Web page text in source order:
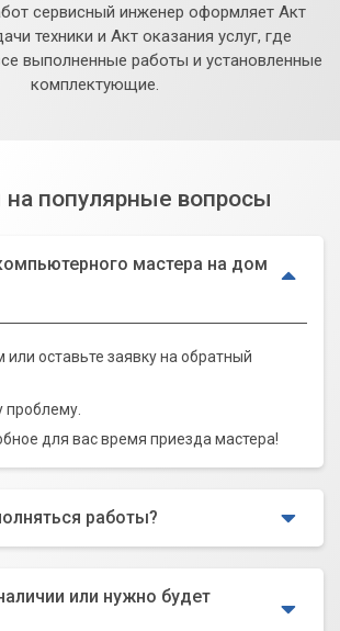
сервисный инженер оформляет Акт
техники и Акт оказания услуг, где
выполненные работы и установленные
комплектующие.
популярные вопросы
мастера на дом
или оставьте заявку на обратный
для вас время приезда мастера!
работы?
или нужно будет